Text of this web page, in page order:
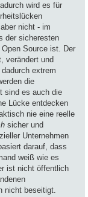
wird es für
nicht - im
der sicheresten
Source ist. Der
verändert und
extrem
die
sind es auch die
Lücke entdecken
nie eine reelle
sicher und
Unternehmen
darauf, dass
weiß wie es
ist nicht öffentlich
nicht beseitigt.